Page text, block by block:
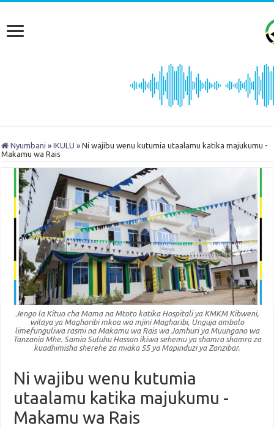
Nyumbani » IKULU » Ni wajibu wenu kutumia utaalamu katika majukumu -
Makamu wa Rais
Jengo la Kituo cha Mama na Mtoto katika Hospitali ya KMKM Kibweni,
wilaya ya Magharibi mkoa wa mjini Magharibi, Unguja ambalo
limefunguliwa rasmi na Makamu wa Rais wa Jamhuri ya Muungano wa
Tanzania Mhe. Samia Suluhu Hassan ikiwa sehemu ya shamra shamra za
kuadhimisha sherehe za miaka 55 ya Mapinduzi ya Zanzibar.
Ni wajibu wenu kutumia
utaalamu katika majukumu -
Makamu wa Rais